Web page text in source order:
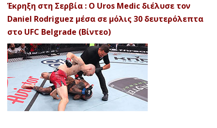
Έκρηξη στη Σερβία : Ο Uros Medic διέλυσε τον
Daniel Rodriguez μέσα σε μόλις 30 δευτερόλεπτα
στο UFC Belgrade (Βίντεο)